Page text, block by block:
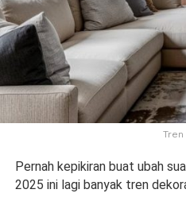
Pernah kepikiran buat ubah
2025 ini lagi banyak tren